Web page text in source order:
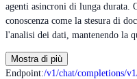
agenti asincroni di lunga durata.
conoscenza come la stesura di
l'analisi dei dati, mantenendo la
Mostra di più
Endpoint:/v1/chat/completions/